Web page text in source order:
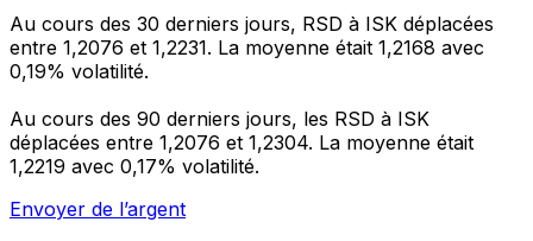
Au cours des 30 derniers jours, RSD à ISK déplacées
entre 1,2076 et 1,2231. La moyenne était 1,2168 avec
0,19% volatilité.
Au cours des 90 derniers jours, les RSD à ISK
déplacées entre 1,2076 et 1,2304. La moyenne était
1,2219 avec 0,17% volatilité.
Envoyer de l’argent